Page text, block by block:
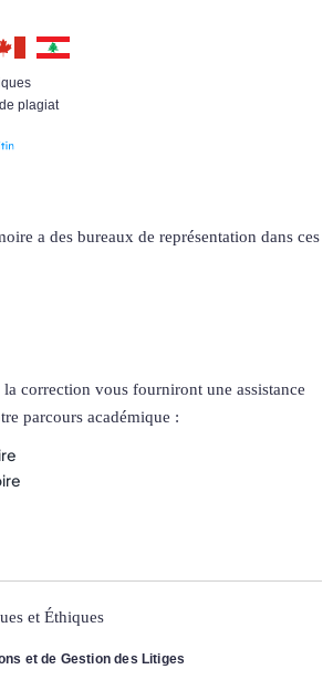
plagiat
a des bureaux de représentation dans ces
la correction vous fourniront une assistance
parcours académique :
et Éthiques
et de Gestion des Litiges